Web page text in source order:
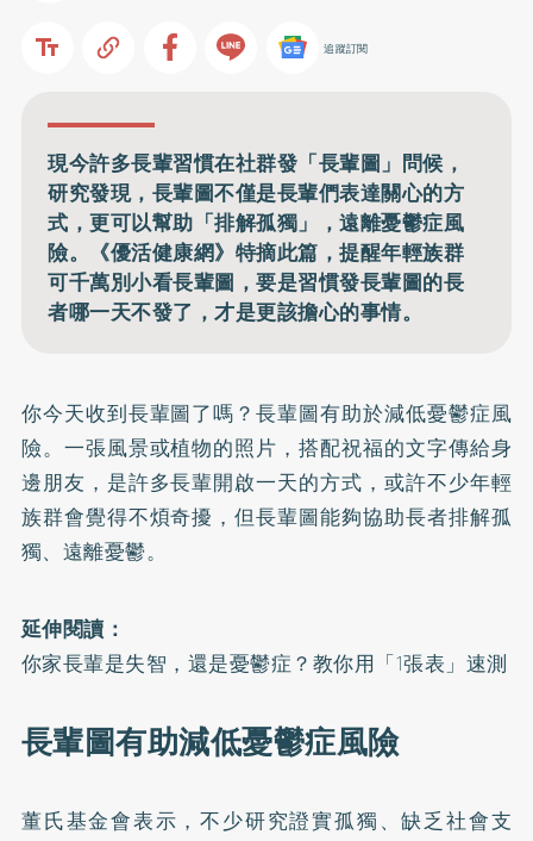
追蹤訂閱
現今許多長輩習慣在社群發「長輩圖」問候，
研究發現，長輩圖不僅是長輩們表達關心的方
式，更可以幫助「排解孤獨」，遠離憂鬱症風
險。《優活健康網》特摘此篇，提醒年輕族群
可千萬別小看長輩圖，要是習慣發長輩圖的長
者哪一天不發了，才是更該擔心的事情。
你今天收到長輩圖了嗎？長輩圖有助於減低憂鬱症風
險。一張風景或植物的照片，搭配祝福的文字傳給身
邊朋友，是許多長輩開啟一天的方式，或許不少年輕
族群會覺得不煩奇擾，但長輩圖能夠協助長者排解孤
獨、遠離憂鬱。
延伸閱讀：
你家長輩是失智，還是憂鬱症？教你用「1張表」速測
長輩圖有助減低憂鬱症風險
董氏基金會表示，不少研究證實孤獨、缺乏社會支